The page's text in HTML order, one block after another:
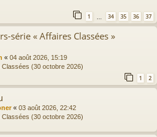
1 34 35 36 37
série « Affaires Classées »
« 04 août 2026, 15:19
Classées (30 octobre 2026)
1 2
« 03 août 2026, 22:42
Classées (30 octobre 2026)